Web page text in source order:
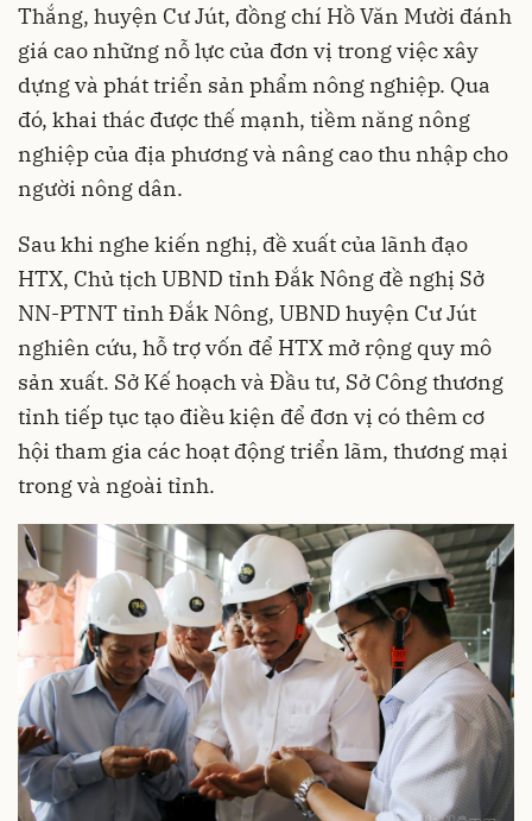
Thắng, huyện Cư Jút, đồng chí Hồ Văn Mười đánh
giá cao những nỗ lực của đơn vị trong việc xây
dựng và phát triển sản phẩm nông nghiệp. Qua
đó, khai thác được thế mạnh, tiềm năng nông
nghiệp của địa phương và nâng cao thu nhập cho
người nông dân.
Sau khi nghe kiến nghị, đề xuất của lãnh đạo
HTX, Chủ tịch UBND tỉnh Đắk Nông đề nghị Sở
NN-PTNT tỉnh Đắk Nông, UBND huyện Cư Jút
nghiên cứu, hỗ trợ vốn để HTX mở rộng quy mô
sản xuất. Sở Kế hoạch và Đầu tư, Sở Công thương
tỉnh tiếp tục tạo điều kiện để đơn vị có thêm cơ
hội tham gia các hoạt động triển lãm, thương mại
trong và ngoài tỉnh.